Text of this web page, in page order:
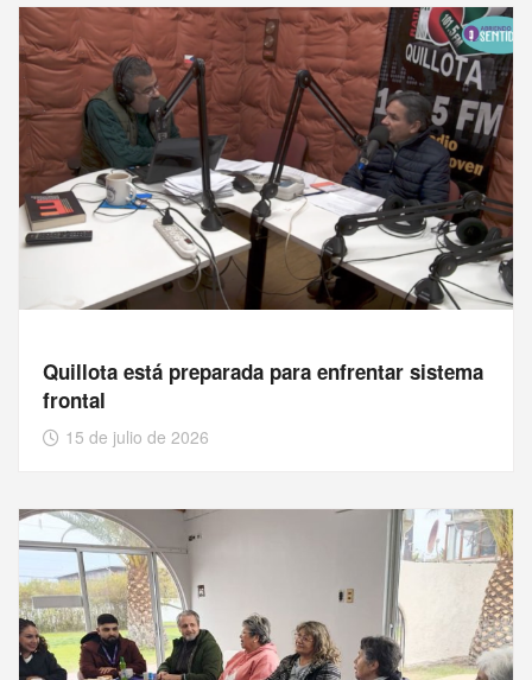
Quillota está preparada para enfrentar sistema
frontal
15 de julio de 2026